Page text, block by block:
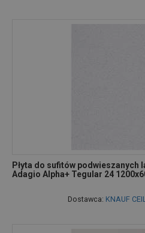
Płyta do sufitów podwieszanych
Adagio Alpha+ Tegular 24
Dostawca: KNAUF